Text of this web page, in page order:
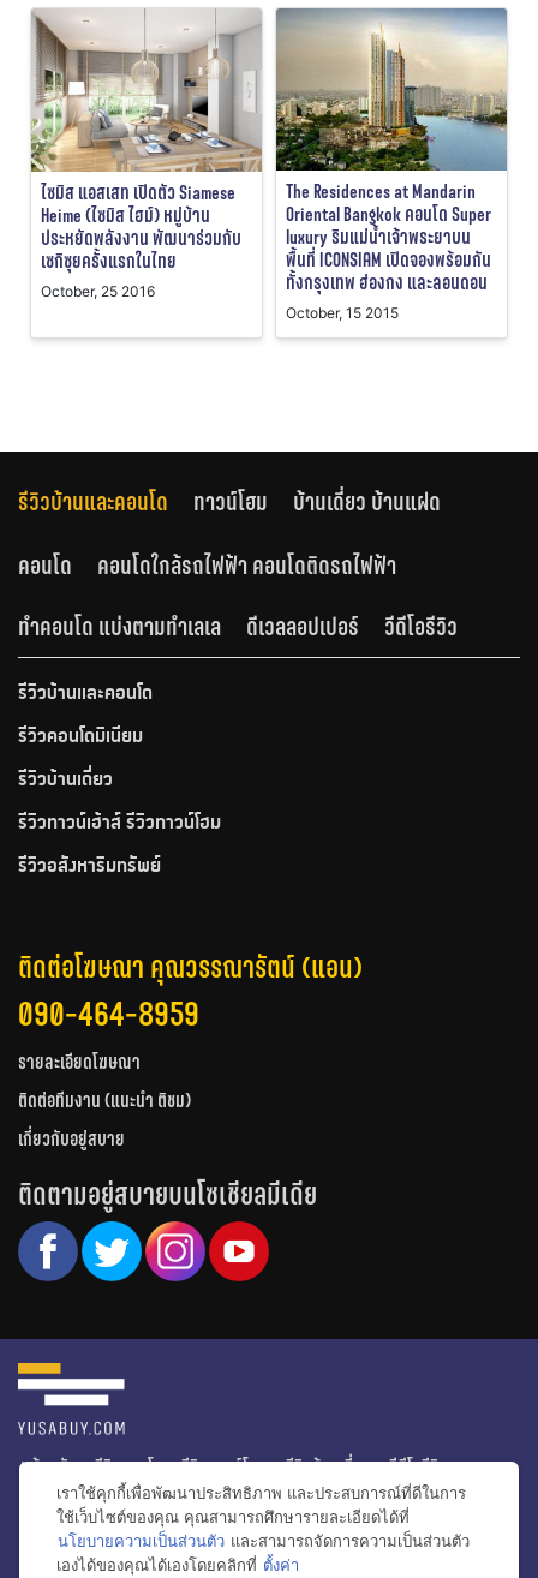
ไซมิส แอสเสท เปิดตัว Siamese
Heime (ไซมิส ไฮม์) หมู่บ้าน
ประหยัดพลังงาน พัฒนาร่วมกับ
เซกิซุยครั้งแรกในไทย
October, 25 2016
The Residences at Mandarin
Oriental Bangkok คอนโด Super
luxury ริมแม่น้ำเจ้าพระยาบน
พื้นที่ ICONSIAM เปิดจองพร้อมกัน
ทั้งกรุงเทพ ฮ่องกง และลอนดอน
October, 15 2015
รีวิวบ้านและคอนโด ทาวน์โฮม
บ้านเดี่ยว บ้านแฝด
คอนโด
คอนโดใกล้รถไฟฟ้า คอนโดติดรถไฟฟ้า
ทำคอนโด แบ่งตามทำเลเล
ดีเวลลอปเปอร์ วีดีโอรีวิว
รีวิวบ้านและคอนโด
รีวิวคอนโดมิเนียม
รีวิวบ้านเดี่ยว
รีวิวทาวน์เฮ้าส์ รีวิวทาวน์โฮม
รีวิวอสังหาริมทรัพย์
ติดต่อโฆษณา คุณวรรณารัตน์ (แอน)
090-464-8959
รายละเอียดโฆษณา
ติดต่อทีมงาน (แนะนำ ติชม)
เกี่ยวกับอยู่สบาย
ติดตามอยู่สบายบนโซเชียลมีเดีย
หน้าหลัก รีวิวคอนโด รีวิวทาวน์โฮม รีวิวบ้านเดี่ยว
วีดีโอรีวิว
ไอเดียแต่งบ้าน
ข่าวอสังหาริมทรัพย์
โปรโมชั่นบ้านและคอนโด
โครงการน่าสนใจ
เราใช้คุกกี้เพื่อพัฒนาประสิทธิภาพ และประสบการณ์ที่ดีในการ
ใช้เว็บไซต์ของคุณ คุณสามารถศึกษารายละเอียดได้ที่
นโยบายความเป็นส่วนตัว และสามารถจัดการความเป็นส่วนตัว
เองได้ของคุณได้เองโดยคลิกที่ ตั้งค่า